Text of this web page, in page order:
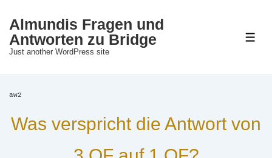
Zum
Almundis Fragen und
Antworten zu Bridge
Just another WordPress site
aw2
Was verspricht die Antwort von